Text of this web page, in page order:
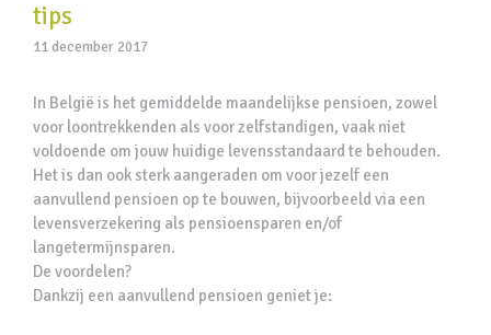
tips
11 december 2017
In België is het gemiddelde maandelijkse pensioen, zowel
voor loontrekkenden als voor zelfstandigen, vaak niet
voldoende om jouw huidige levensstandaard te behouden.
Het is dan ook sterk aangeraden om voor jezelf een
aanvullend pensioen op te bouwen, bijvoorbeeld via een
levensverzekering als pensioensparen en/of
langetermijnsparen.
De voordelen?
Dankzij een aanvullend pensioen geniet je: